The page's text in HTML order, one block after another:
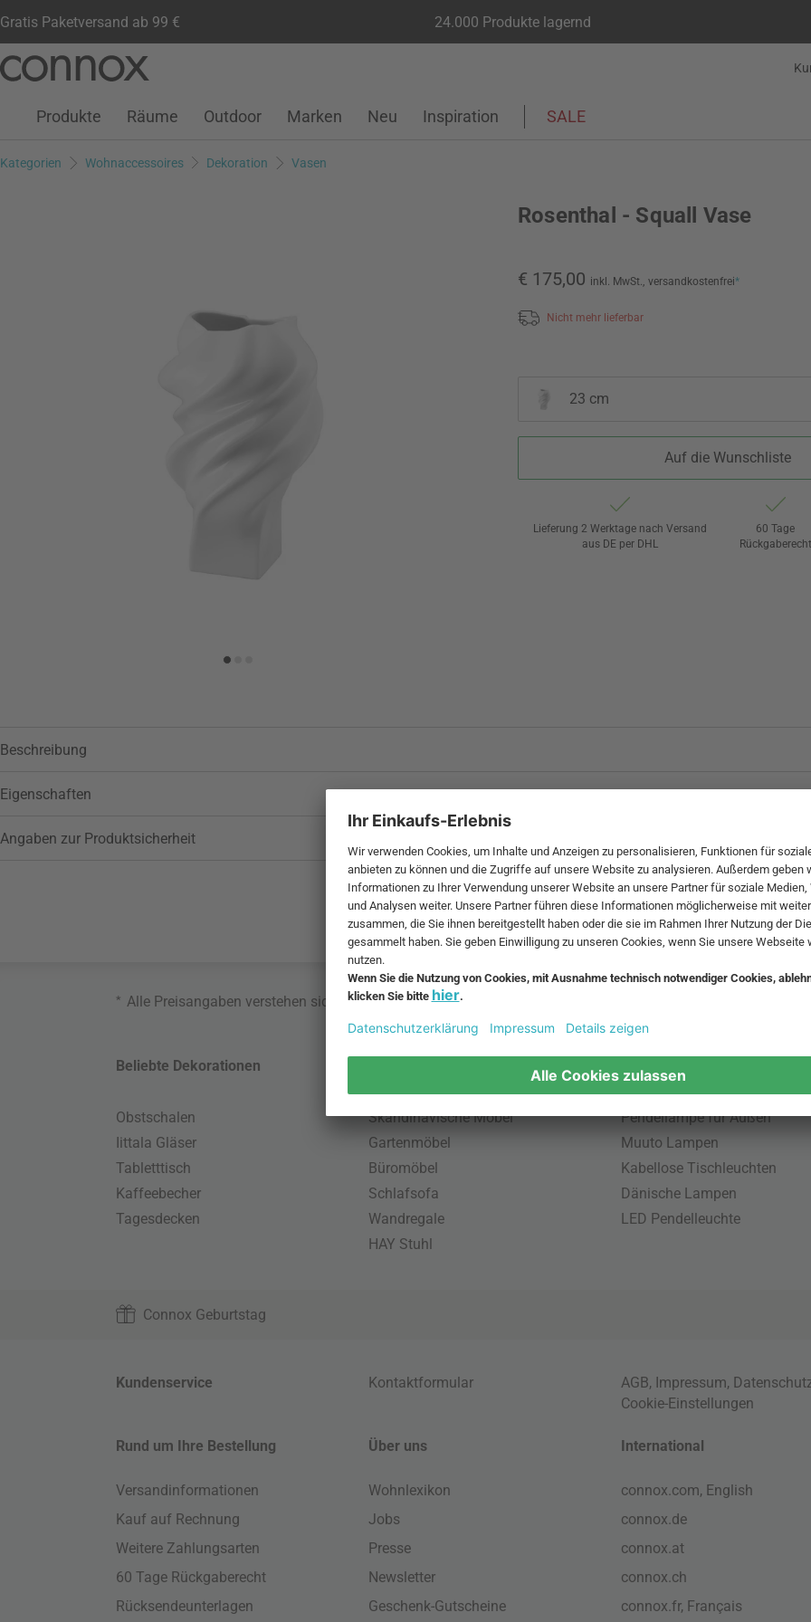
Gratis Paketversand ab 99 € 24.000 Produkte lagernd
Seiteninhalt
Suchfeld
Kundenkonto
Wunschliste
Warenkorb
Produkte Räume Outdoor Marken Neu Inspiration SALE
Kategorien Wohnaccessoires Dekoration Vasen
Rosenthal - Squall Vase
€ 175,00 inkl. MwSt., versandkostenfrei*
Nicht mehr lieferbar
23 cm
Auf die Wunschliste
Lieferung 2 Werktage nach Versand
aus DE per DHL
60 Tage
Rückgaberecht
Beschreibung
Eigenschaften
Angaben zur Produktsicherheit
* Alle Preisangaben verstehen sich inklusive MwSt. und zzgl.
Beliebte Dekorationen
Obstschalen
Iittala Gläser
Tabletttisch
Kaffeebecher
Tagesdecken
Skandinavische Möbel
Gartenmöbel
Büromöbel
Schlafsofa
Wandregale
HAY Stuhl
Beliebte Leuchten
Pendellampe für Außen
Muuto Lampen
Kabellose Tischleuchten
Dänische Lampen
LED Pendelleuchte
Connox Geburtstag
Kundenservice Kontaktformular AGB, Impressum,
Cookie-Einstellungen
Rund um Ihre Bestellung
Versandinformationen
Kauf auf Rechnung
Weitere Zahlungsarten
60 Tage Rückgaberecht
Rücksendeunterlagen
Über uns
Wohnlexikon
Jobs
Presse
Newsletter
Geschenk-Gutscheine
International
connox.com, English
connox.de
connox.at
connox.ch
connox.fr, Français